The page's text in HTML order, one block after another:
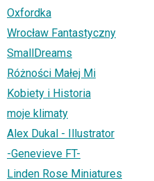
Oxfordka
Wrocław Fantastyczny
SmallDreams
Różności Małej Mi
Kobiety i Historia
moje klimaty
Alex Dukal - Illustrator
-Genevieve FT-
Linden Rose Miniatures